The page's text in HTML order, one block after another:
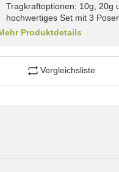
Tragkraftoptionen: 10g, 20g
hochwertiges Set mit 3
Produktdetails
Vergleichsliste